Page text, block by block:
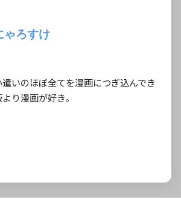
ゃろすけ
いのほぼ全てを漫画につぎ込んでき
り漫画が好き。